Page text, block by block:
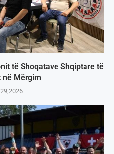
të Shoqatave Shqiptare të
në Mërgim